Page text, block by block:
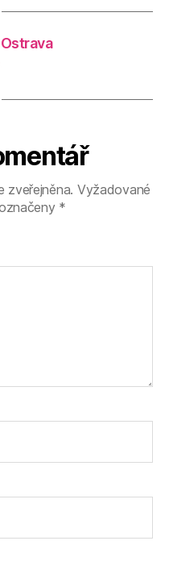
zveřejněna. Vyžadované
*